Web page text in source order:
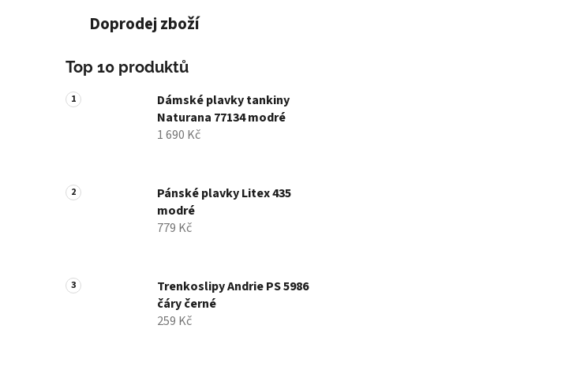
Doprodej zboží
Top 10 produktů
Dámské plavky tankiny
Naturana 77134 modré
1 690 Kč
Pánské plavky Litex 435
modré
779 Kč
Trenkoslipy Andrie PS 5986
čáry černé
259 Kč